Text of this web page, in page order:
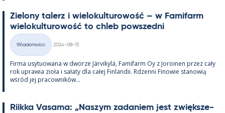
Zie­lony ta­lerz i wie­lo­kul­tu­rowość – w Fa­mi­farm
wie­lo­kul­tu­rowość to ch­leb powszedni
Kategorie
Wiadomości
2024-08-13
Firma usy­tuowana w dworze Jär­vi­kylä, Fa­mi­farm Oy z Jo­roi­nen przez cały
rok uprawia zioła i sałaty dla całej Fin­lan­dii. Rdzenni Fi­nowie sta­nowią
wśród jej pracow­ników...
Riikka Va­sama: „Naszym za­da­niem jest zwiększe­